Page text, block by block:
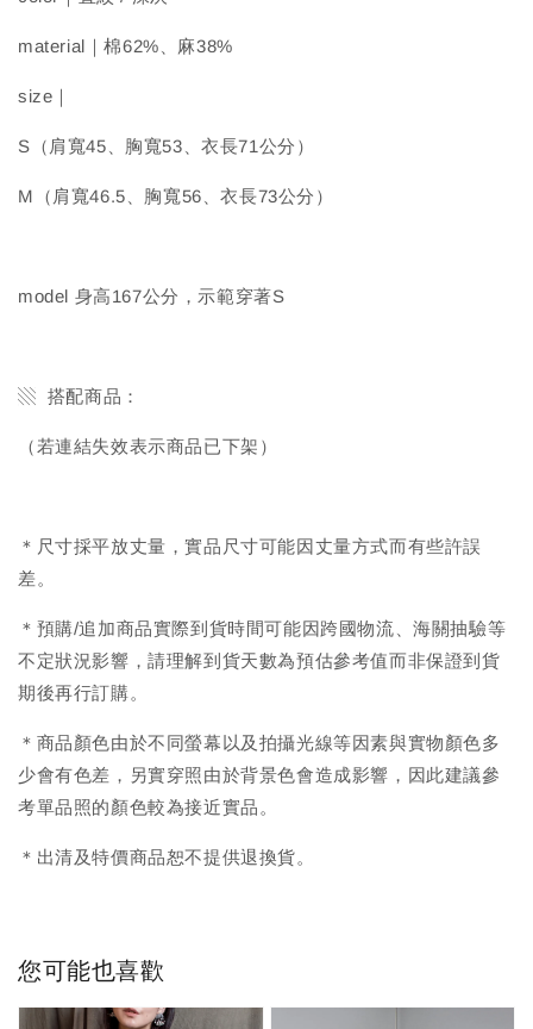
material｜棉62%、麻38%
size｜
S（肩寬45、胸寬53、衣長71公分）
M（肩寬46.5、胸寬56、衣長73公分）
model 身高167公分，示範穿著S
▧ 搭配商品：
（若連結失效表示商品已下架）
＊尺寸採平放丈量，實品尺寸可能因丈量方式而有些許誤
差。
＊預購/追加商品實際到貨時間可能因跨國物流、海關抽驗等
不定狀況影響，請理解到貨天數為預估參考值而非保證到貨
期後再行訂購。
＊商品顏色由於不同螢幕以及拍攝光線等因素與實物顏色多
少會有色差，另實穿照由於背景色會造成影響，因此建議參
考單品照的顏色較為接近實品。
＊出清及特價商品恕不提供退換貨。
您可能也喜歡